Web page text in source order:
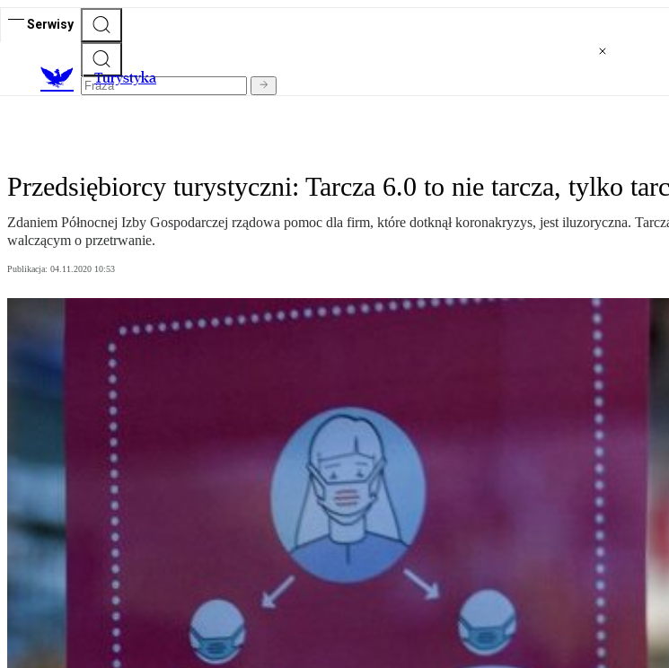
Serwisy
Turystyka
Przedsiębiorcy turystyczni: Tarcza 6.0 to nie tarcza, tylko
Zdaniem Północnej Izby Gospodarczej rządowa pomoc dla firm, które dotknął koronakryzys, jest iluzoryczna.
walczącym o przetrwanie.
Publikacja: 04.11.2020 10:53